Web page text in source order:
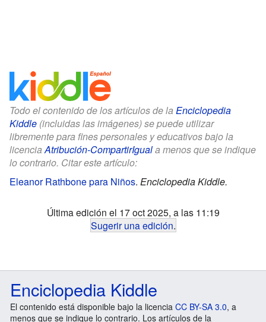
Todo el contenido de los artículos de la Enciclopedia
Kiddle (incluidas las imágenes) se puede utilizar
libremente para fines personales y educativos bajo la
licenciaAtribución-CompartirIguala menos que se indique
lo contrario. Citar este artículo:
Eleanor Rathbone para Niños. Enciclopedia Kiddle.
Última edición el 17 oct 2025, a las 11:19
Sugerir una edición.
Enciclopedia Kiddle
El contenido está disponible bajo la licencia CC BY-SA 3.0, a
menos que se indique lo contrario. Los artículos de la